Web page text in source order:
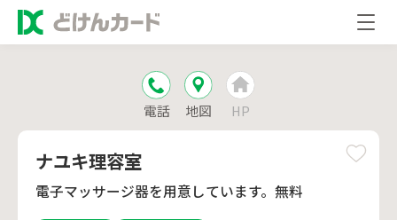
電話 地図 HP
ナユキ理容室
電子マッサージ器を用意しています。無料